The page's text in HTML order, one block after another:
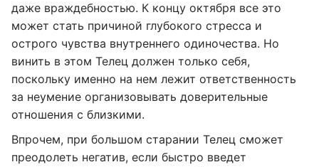
даже враждебностью. К концу октября все это
может стать причиной глубокого стресса и
острого чувства внутреннего одиночества. Но
винить в этом Телец должен только себя,
поскольку именно на нем лежит ответственность
за неумение организовывать доверительные
отношения с близкими.
Впрочем, при большом старании Телец сможет
преодолеть негатив, если быстро введет